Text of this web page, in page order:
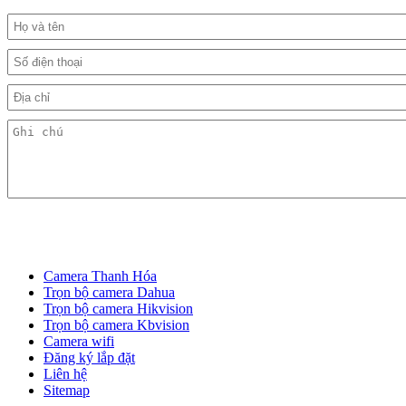
Camera Thanh Hóa
Trọn bộ camera Dahua
Trọn bộ camera Hikvision
Trọn bộ camera Kbvision
Camera wifi
Đăng ký lắp đặt
Liên hệ
Sitemap